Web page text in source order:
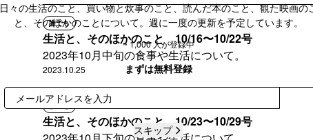
誰でも
生活と、そのほかのこと 10/16〜10/22号
2023年10月中旬の食事や生活について。
2023.10.25
誰でも
生活と、そのほかのこと 10/23〜10/29号
日々の生活のこと、買い物と炊事のこと、読んだ本のこと、観た映画の
と、そのほかのことについて。週に一度の更新を予定しています。
~ 1,000 人が登録中
まずは無料登録
スキップ